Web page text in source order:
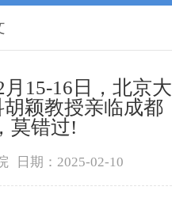
月15-16日，北京大
颖教授亲临成都
莫错过!
日期：2025-02-10